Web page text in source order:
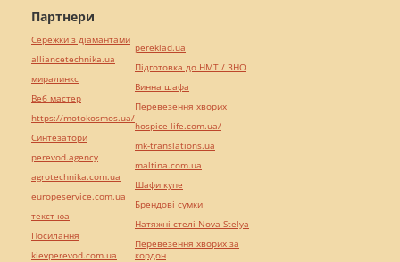
Партнери
Сережки з діамантами
alliancetechnika.ua
миралинкс
Веб мастер
https://motokosmos.ua/
Синтезатори
perevod.agency
agrotechnika.com.ua
europeservice.com.ua
текст юа
Посилання
kievperevod.com.ua
pereklad.ua
Підготовка до НМТ / ЗНО
Винна шафа
Перевезення хворих
hospice-life.com.ua/
mk-translations.ua
maltina.com.ua
Шафи купе
Брендові сумки
Натяжні стелі Nova Stelya
Перевезення хворих за
кордон